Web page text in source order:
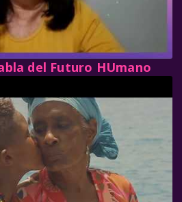
del Futuro HUmano